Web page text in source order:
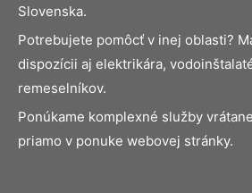
Slovenska.
Potrebujete pomôcť v inej oblasti?
dispozícii aj elektrikára,
remeselníkov.
Ponúkame komplexné služby
priamo v ponuke webovej stránky.